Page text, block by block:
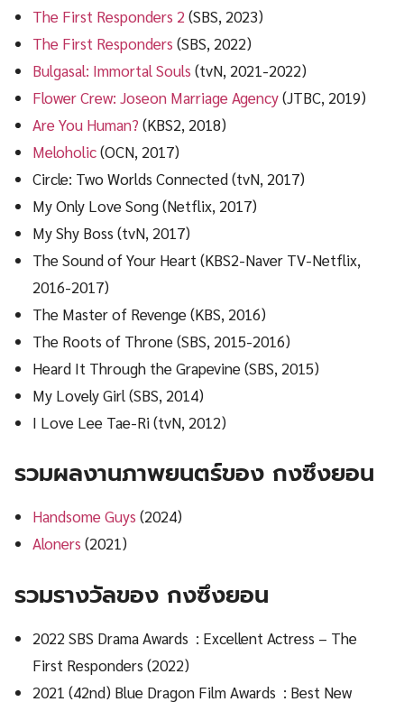
The First Responders 2 (SBS, 2023)
The First Responders (SBS, 2022)
Bulgasal: Immortal Souls (tvN, 2021-2022)
Flower Crew: Joseon Marriage Agency(JTBC, 2019)
Are You Human? (KBS2, 2018)
Meloholic(OCN, 2017)
Circle: Two Worlds Connected (tvN, 2017)
My Only Love Song (Netflix, 2017)
My Shy Boss (tvN, 2017)
The Sound of Your Heart (KBS2-Naver TV-Netflix,
2016-2017)
The Master of Revenge (KBS, 2016)
The Roots of Throne (SBS, 2015-2016)
Heard It Through the Grapevine (SBS, 2015)
My Lovely Girl (SBS, 2014)
I Love Lee Tae-Ri (tvN, 2012)
รวมผลงานภาพยนตร์ของ กงซึงยอน
Handsome Guys(2024)
Aloners (2021)
รวมรางวัลของ กงซึงยอน
2022 SBS Drama Awards : Excellent Actress – The
First Responders (2022)
2021 (42nd) Blue Dragon Film Awards : Best New